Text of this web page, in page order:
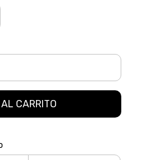
CARRITO